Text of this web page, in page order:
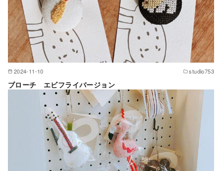
2024-11-10 studio753
ブローチ エビフライバージョン